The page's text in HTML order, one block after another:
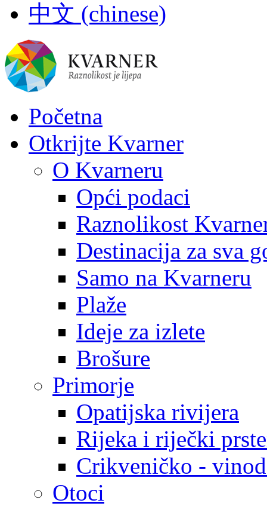
中文 (chinese)
Početna
Otkrijte Kvarner
O Kvarneru
Opći podaci
Raznolikost
Destinacija za sva
Samo na Kvarneru
Plaže
Ideje za izlete
Brošure
Primorje
Opatijska rivijera
Rijeka i riječki
Crikveničko -
Otoci